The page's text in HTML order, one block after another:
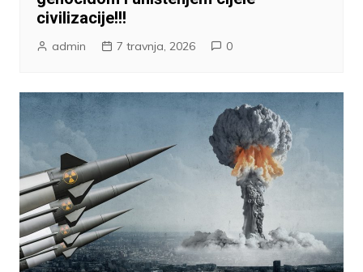
civilizacije!!!
admin 7 travnja, 2026 0